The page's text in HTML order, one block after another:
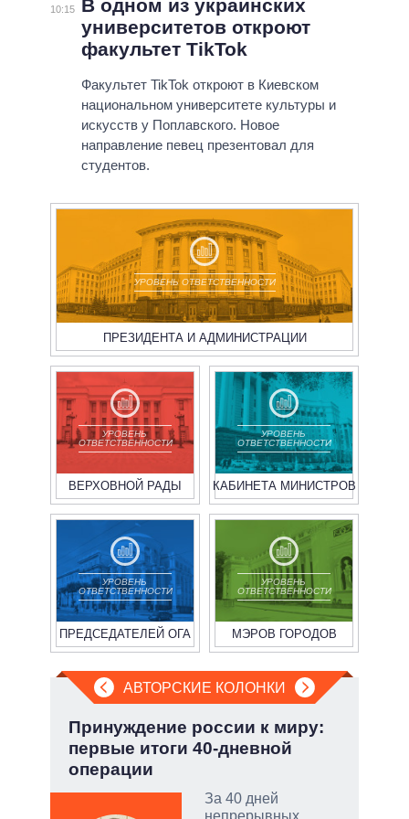
10:15
В одном из украинских
университетов откроют
факультет TikTok
Факультет TikTok откроют в Киевском
национальном университете культуры и
искусств у Поплавского. Новое
направление певец презентовал для
студентов.
УРОВЕНЬ ОТВЕТСТВЕННОСТИ
ПРЕЗИДЕНТА И АДМИНИСТРАЦИИ
УРОВЕНЬ
ОТВЕТСТВЕННОСТИ
ВЕРХОВНОЙ РАДЫ
УРОВЕНЬ
ОТВЕТСТВЕННОСТИ
КАБИНЕТА МИНИСТРОВ
УРОВЕНЬ
ОТВЕТСТВЕННОСТИ
ПРЕДСЕДАТЕЛЕЙ ОГА
УРОВЕНЬ
ОТВЕТСТВЕННОСТИ
МЭРОВ ГОРОДОВ
АВТОРСКИЕ КОЛОНКИ
Принуждение россии к миру:
первые итоги 40-дневной
операции
За 40 дней